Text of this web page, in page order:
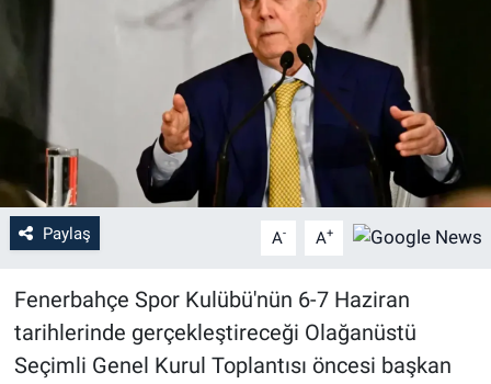
Paylaş A- A+
Fenerbahçe Spor Kulübü'nün 6-7 Haziran
tarihlerinde gerçekleştireceği Olağanüstü
Seçimli Genel Kurul Toplantısı öncesi başkan